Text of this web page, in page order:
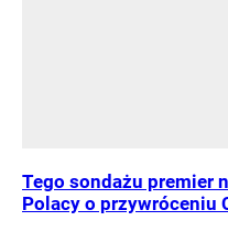
Tego sondażu premier
Polacy o przywróceniu